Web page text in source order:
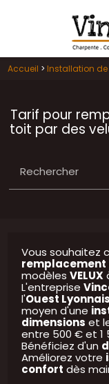
Accueil > Installation de
Tarif pour
toit par des
Rechercher
Vous souhaitez
remplacement
modèlesVELUX
L'entreprise
l'Ouest
moyen d'une
dimensions et
entre 500 € et 1
Bénéficiez d'un
Améliorez votre
confort dès